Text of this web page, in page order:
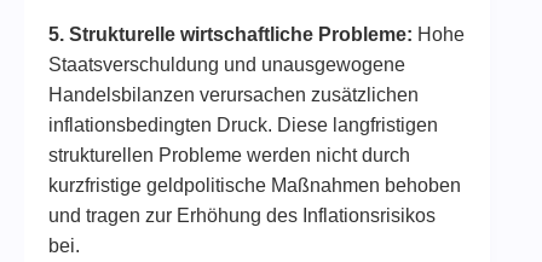
5. Strukturelle wirtschaftliche Probleme: Hohe
Staatsverschuldung und unausgewogene
Handelsbilanzen verursachen zusätzlichen
inflationsbedingten Druck. Diese langfristigen
strukturellen Probleme werden nicht durch
kurzfristige geldpolitische Maßnahmen behoben
und tragen zur Erhöhung des Inflationsrisikos
bei.